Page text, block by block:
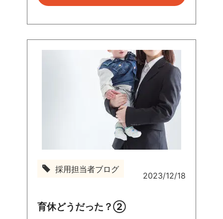
担
当
採用担当者ブログ
2023/12/18
育休どうだった？②